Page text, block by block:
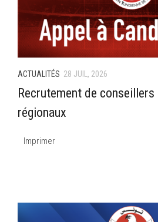
Feuille de match 2016/2017
-Ligue I-
ACTUALITÉS 28 JUIL, 2026
Recrutement de
régionaux
Imprimer